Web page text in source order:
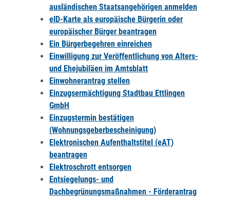
ausländischen Staatsangehörigen anmelden
eID-Karte als europäische Bürgerin oder
europäischer Bürger beantragen
Ein Bürgerbegehren einreichen
Einwilligung zur Veröffentlichung von Alters-
und Ehejubiläen im Amtsblatt
Einwohnerantrag stellen
Einzugsermächtigung Stadtbau Ettlingen
GmbH
Einzugstermin bestätigen
(Wohnungsgeberbescheinigung)
Elektronischen Aufenthaltstitel (eAT)
beantragen
Elektroschrott entsorgen
Entsiegelungs- und
Dachbegrünungsmaßnahmen - Förderantrag